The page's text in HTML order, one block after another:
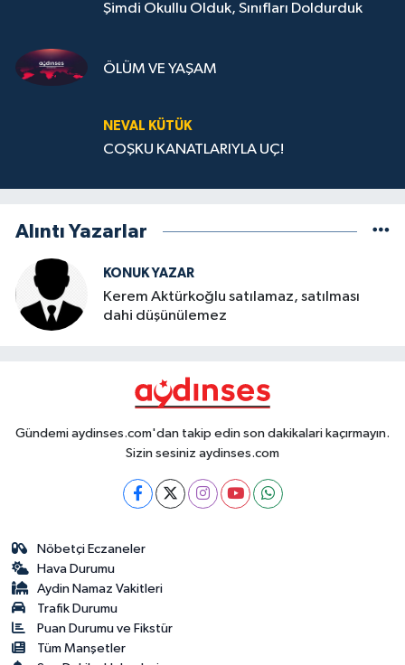
Şimdi Okullu Olduk, Sınıfları Doldurduk
ÖLÜM VE YAŞAM
NEVAL KÜTÜK
COŞKU KANATLARIYLA UÇ!
Alıntı Yazarlar
KONUK YAZAR
Kerem Aktürkoğlu satılamaz, satılması
dahi düşünülemez
Gündemi aydinses.com'dan takip edin son dakikalari kaçırmayın.
Sizin sesiniz aydinses.com
Nöbetçi Eczaneler
Hava Durumu
Aydin Namaz Vakitleri
Trafik Durumu
Puan Durumu ve Fikstür
Tüm Manşetler